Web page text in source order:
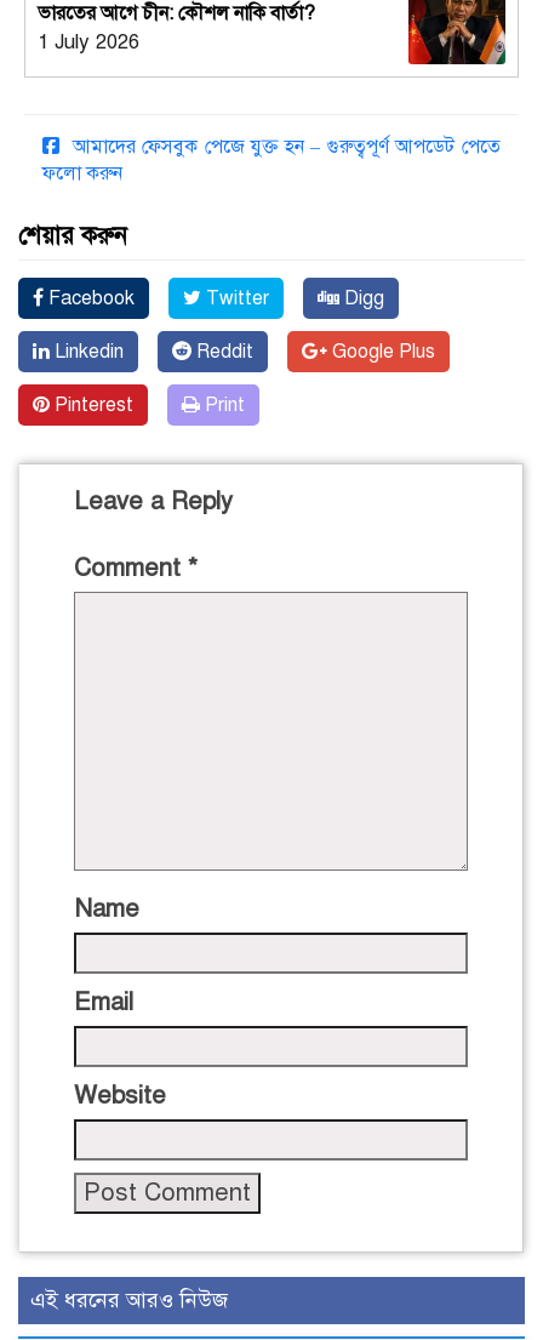
ভারতের আগে চীন: কৌশল নাকি বার্তা?
1 July 2026
আমাদের ফেসবুক পেজে যুক্ত হন – গুরুত্বপূর্ণ আপডেট পেতে
ফলো করুন
শেয়ার করুন
Facebook Twitter Digg
Linkedin Reddit Google Plus
Pinterest Print
Leave a Reply
Comment *
Name
Email
Website
এই ধরনের আরও নিউজ